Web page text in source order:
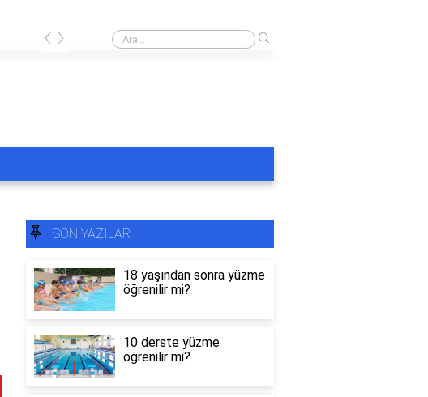
Rüyada masmavi havuzda yüzmek
‹ ›
SON YAZILAR
18 yaşından sonra yüzme
öğrenilir mi?
10 derste yüzme
öğrenilir mi?